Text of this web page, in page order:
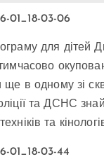
для дітей
ще в одному зі
та ДСНС
та